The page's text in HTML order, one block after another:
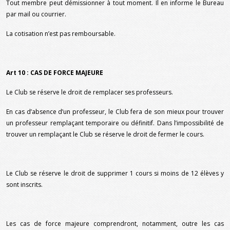
Tout membre peut démissionner à tout moment. Il en informe le Bureau
par mail ou courrier.
La cotisation n’est pas remboursable.
Art 10 : CAS DE FORCE MAJEURE
Le Club se réserve le droit de remplacer ses professeurs.
En cas d’absence d’un professeur, le Club fera de son mieux pour trouver
un professeur remplaçant temporaire ou définitif. Dans l’impossibilité de
trouver un remplaçant le Club se réserve le droit de fermer le cours.
Le Club se réserve le droit de supprimer 1 cours si moins de 12 élèves y
sont inscrits.
Les cas de force majeure comprendront, notamment, outre les cas